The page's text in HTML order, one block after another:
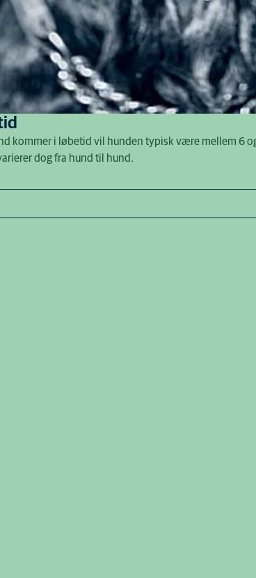
kommer i løbetid vil hunden typisk være mellem 6
dog fra hund til hund.